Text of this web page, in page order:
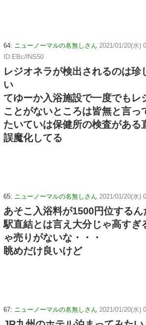
64: ニューノーマルの名無しさん 2021/01/20(水)
ID:EBc/fNS50
レジオネラが検出されるのは珍
い
てゆーか入浴施設で一度でもレ
ことがないところは皆無と言っ
たいていは保健所の検査がある
誤魔化してる
65: ニューノーマルの名無しさん 2021/01/20(水)
あそこ入浴料が1500円位するん
駅直結とは言え大分じゃ高すぎ
ゃ売りがないな・・・
眺めだけ良いけど
67: ニューノーマルの名無しさん 2021/01/20(水)